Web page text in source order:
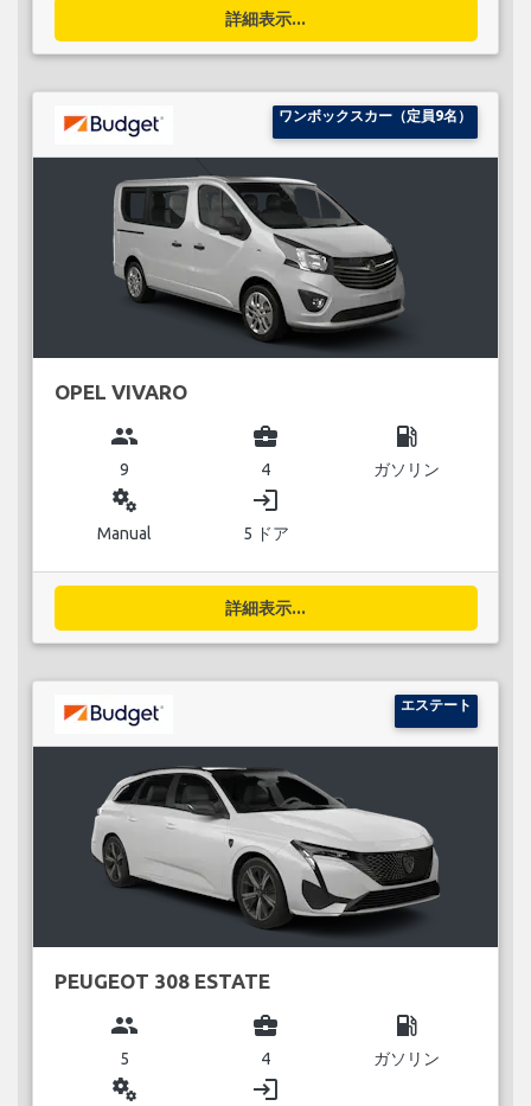
詳細表示...
ワンボックスカー（定員9名）
OPEL VIVARO
group
9
business_center
4
local_gas_station
ガソリン
miscellaneous_services
Manual
login
5 ドア
詳細表示...
エステート
PEUGEOT 308 ESTATE
group
5
business_center
4
local_gas_station
ガソリン
miscellaneous_services login